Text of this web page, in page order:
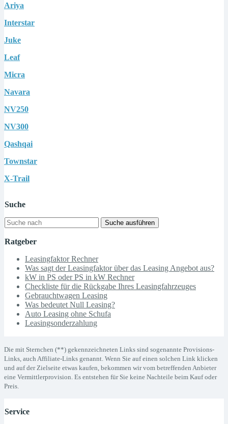
Ariya
Interstar
Juke
Leaf
Micra
Navara
NV250
NV300
Qashqai
Townstar
X-Trail
Suche
Suche ausführen
Ratgeber
Leasingfaktor Rechner
Was sagt der Leasingfaktor über das Leasing Angebot aus?
kW in PS oder PS in kW Rechner
Checkliste für die Rückgabe Ihres Leasingfahrzeuges
Gebrauchtwagen Leasing
Was bedeutet Null Leasing?
Auto Leasing ohne Schufa
Leasingsonderzahlung
Die mit Sternchen (**) gekennzeichneten Links sind sogenannte Provisions-
Links, auch Affiliate-Links genannt. Wenn Sie auf einen solchen Link klicken
und auf der Zielseite etwas kaufen, bekommen wir vom betreffenden Anbieter
eine Vermittlerprovision. Es entstehen für Sie keine Nachteile beim Kauf oder
Preis.
Service